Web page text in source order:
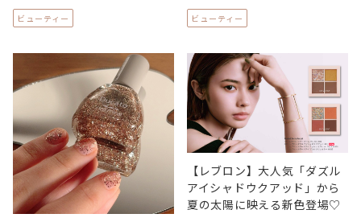
ビューティー ビューティー
【レブロン】大人気「ダズル
アイシャドウクアッド」から
夏の太陽に映える新色登場♡